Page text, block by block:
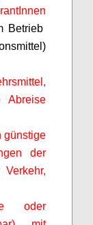
Betrieb
günstige
der
oder